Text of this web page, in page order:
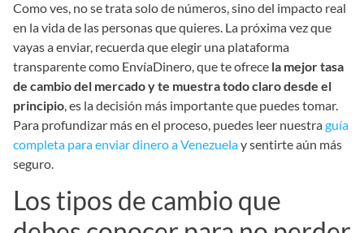
Como ves, no se trata solo de números, sino del impacto real
en la vida de las personas que quieres. La próxima vez que
vayas a enviar, recuerda que elegir una plataforma
transparente como EnvíaDinero, que te ofrece la mejor tasa
de cambio del mercado y te muestra todo claro desde el
principio, es la decisión más importante que puedes tomar.
Para profundizar más en el proceso, puedes leer nuestraguía
completa para enviar dinero a Venezuelay sentirte aún más
seguro.
Los tipos de cambio que